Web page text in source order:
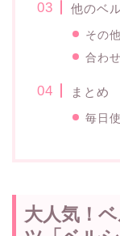
他のベ
その
合わ
まとめ
毎日
大人気！